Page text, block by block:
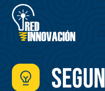
Pasar
contenido
principal